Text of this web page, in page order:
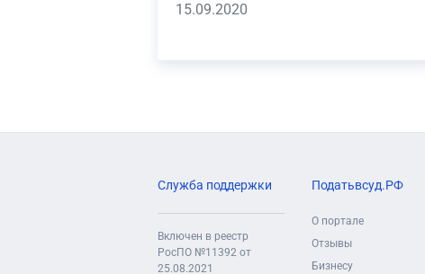
15.09.2020
Служба поддержки
Включен в реестр
РосПО №11392 от
25.08.2021
Податьвсуд.РФ
О портале
Отзывы
Бизнесу